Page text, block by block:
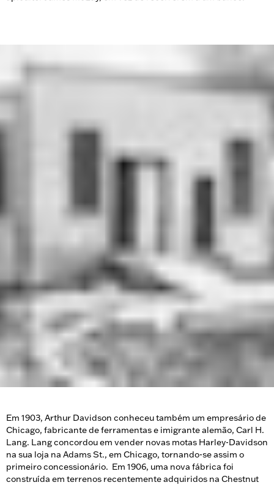
Em 1903, Arthur Davidson conheceu também um empresário de
Chicago, fabricante de ferramentas e imigrante alemão, Carl H.
Lang. Lang concordou em vender novas motas Harley-Davidson
na sua loja na Adams St., em Chicago, tornando-se assim o
primeiro concessionário. Em 1906, uma nova fábrica foi
construída em terrenos recentemente adquiridos na Chestnut